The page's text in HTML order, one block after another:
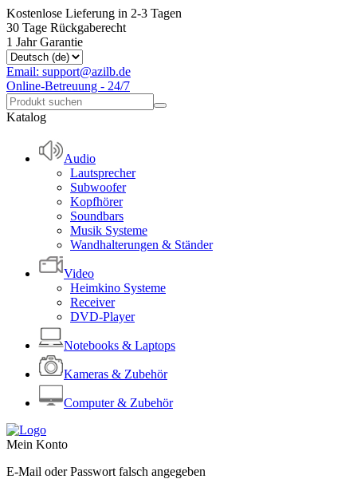
Kostenlose Lieferung in 2-3 Tagen
30 Tage Rückgaberecht
1 Jahr Garantie
Email: support@azilb.de
Online-Betreuung - 24/7
Katalog
Audio
Lautsprecher
Subwoofer
Kopfhörer
Soundbars
Musik Systeme
Wandhalterungen & Ständer
Video
Heimkino Systeme
Receiver
DVD-Player
Notebooks & Laptops
Kameras & Zubehör
Computer & Zubehör
Mein Konto
E-Mail oder Passwort falsch angegeben